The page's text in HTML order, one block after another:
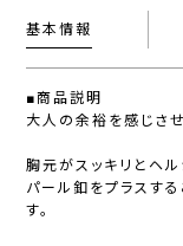
基本情報
■商品説明
大人の余裕を感じさ
胸元がスッキリとヘ
パール釦をプラスす
す。